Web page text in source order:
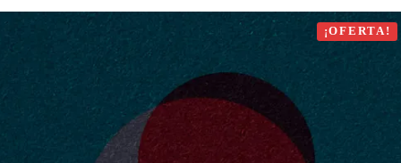
4,00€
hasta
¡OFERTA!